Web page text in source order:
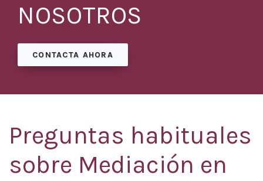
NOSOTROS
CONTACTA AHORA
Preguntas habituales
sobre Mediación en